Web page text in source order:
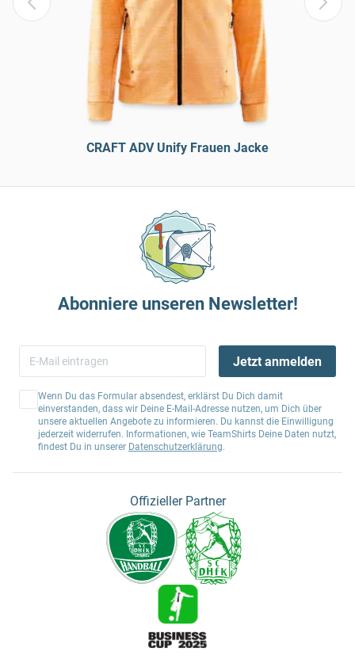
CRAFT ADV Unify Frauen Jacke
Abonniere unseren Newsletter!
Jetzt anmelden
Wenn Du das Formular absendest, erklärst Du Dich damit
einverstanden, dass wir Deine E-Mail-Adresse nutzen, um Dich über
unsere aktuellen Angebote zu informieren. Du kannst die Einwilligung
jederzeit widerrufen. Informationen, wie TeamShirts Deine Daten nutzt,
findest Du in unserer Datenschutzerklärung.
Offizieller Partner